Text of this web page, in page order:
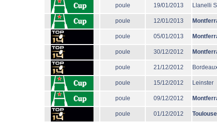
poule 19/01/2013 Llanelli
poule 12/01/2013
poule 05/01/2013
poule 30/12/2012
poule 21/12/2012
poule 15/12/2012 Leinster
poule 09/12/2012
poule 01/12/2012 Toulouse